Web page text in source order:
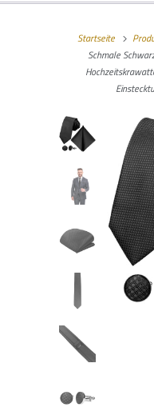
Startseite
Schmale